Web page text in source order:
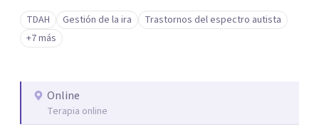
adaptadas a la edad de cada menor, dejando de lado las
etiquetas y los tecnicismos. Mi forma de trabajar se
centra en entender las emociones que hay detrás del
necesaria para superar sus retos y fortaleciendo la
comunicación entre ustedes. Acompaño a niños y
adolescentes que están lidiando con la ansiedad, la
TDAH Gestión de la ira
Trastornos del espectro autista
+7 más
Online
Terapia online